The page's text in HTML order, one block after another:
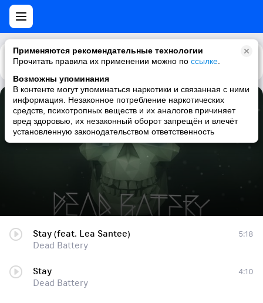
Применяются рекомендательные технологии
Прочитать правила их применении можно по ссылке
Возможны упоминания
В контенте могут упоминаться наркотики и связанная с ними
информация. Незаконное потребление наркотических
средств, психотропных веществ и их аналогов причиняет
вред здоровью, их незаконный оборот запрещён и влечёт
установленную законодательством ответственность
Каталог Рекомендации
Stay (feat. Lea Santee)
Dead Battery
Stay (feat. Lea Santee)
Dead Battery
5:18
Stay
Dead Battery
4:10